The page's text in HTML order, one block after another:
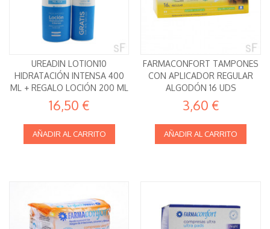
UREADIN LOTION10
HIDRATACIÓN INTENSA 400
ML + REGALO LOCIÓN 200 ML
ISDIN
16,50 €
AÑADIR AL CARRITO
FARMACONFORT TAMPONES
CON APLICADOR REGULAR
ALGODÓN 16 UDS
3,60 €
AÑADIR AL CARRITO